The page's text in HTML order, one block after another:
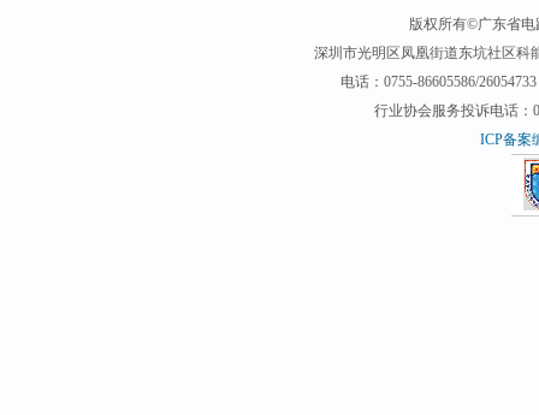
版权所有©广东省
深圳市光明区凤凰街道东坑社区科
电话：0755-86605586/
行业协会服务投诉电话：
ICP备案